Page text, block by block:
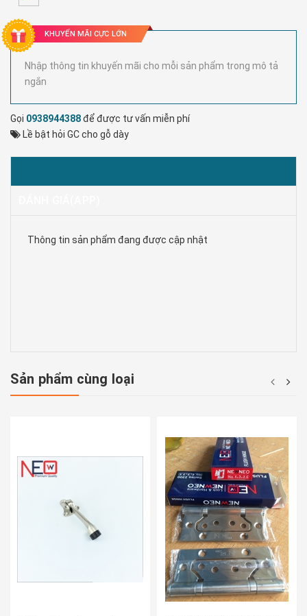
KHUYẾN MÃI CỰC LỚN
Nhập thông tin khuyến mãi cho mỗi sản phẩm trong mô tả
ngắn
Gọi 0938944388để được tư vấn miễn phí
Lề bật hỏi GC cho gỗ dày
Thông tin sản phẩm đang được cập nhật
Sản phẩm cùng loại